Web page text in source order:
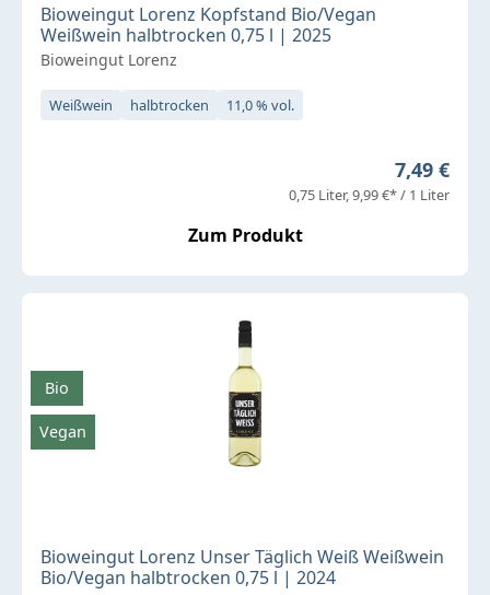
Bioweingut Lorenz Kopfstand Bio/Vegan
Weißwein halbtrocken 0,75 l | 2025
Bioweingut Lorenz
Weißwein halbtrocken 11,0 % vol.
Regulärer
7,49 €
0,75 Liter 9,99 €* / 1 Liter
Zum Produkt
Bioweingut Lorenz Unser Täglich Weiß Weißwein
Bio/Vegan halbtrocken 0,75 l | 2024
Bio
Vegan